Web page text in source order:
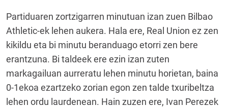
Partiduaren zortzigarren minutuan izan zuen Bilbao
Athletic-ek lehen aukera. Hala ere, Real Union ez zen
kikildu eta bi minutu beranduago etorri zen bere
erantzuna. Bi taldeek ere ezin izan zuten
markagailuan aurreratu lehen minutu horietan, baina
0-1ekoa ezartzeko zorian egon zen talde txuribeltza
lehen ordu laurdenean. Hain zuzen ere, Ivan Perezek